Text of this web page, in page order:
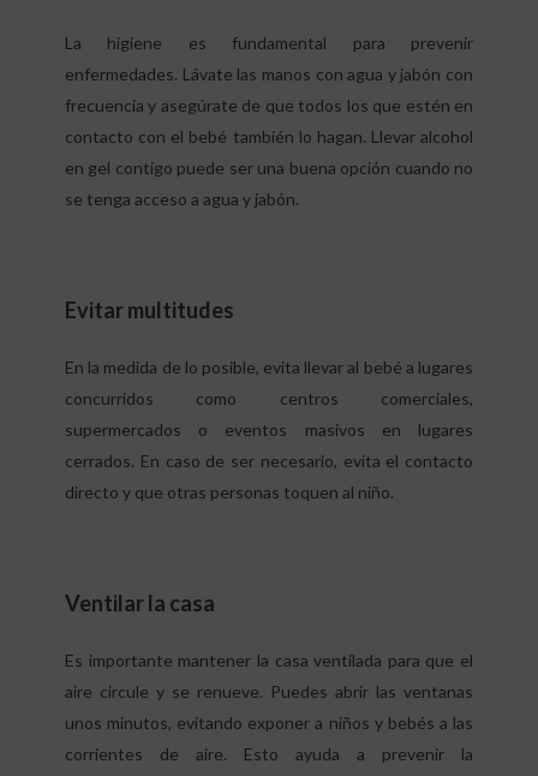
La higiene es fundamental para prevenir
enfermedades. Lávate las manos con agua y jabón con
frecuencia y asegúrate de que todos los que estén en
contacto con el bebé también lo hagan. Llevar alcohol
en gel contigo puede ser una buena opción cuando no
se tenga acceso a agua y jabón.
Evitar multitudes
En la medida de lo posible, evita llevar al bebé a lugares
concurridos como centros comerciales,
supermercados o eventos masivos en lugares
cerrados. En caso de ser necesario, evita el contacto
directo y que otras personas toquen al niño.
Ventilar la casa
Es importante mantener la casa ventilada para que el
aire circule y se renueve. Puedes abrir las ventanas
unos minutos, evitando exponer a niños y bebés a las
corrientes de aire. Esto ayuda a prevenir la